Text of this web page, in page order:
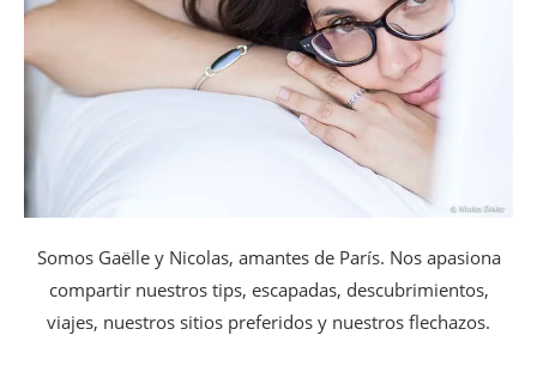
Somos Gaëlle y Nicolas, amantes de París. Nos apasiona
compartir nuestros tips, escapadas, descubrimientos,
viajes, nuestros sitios preferidos y nuestros flechazos.